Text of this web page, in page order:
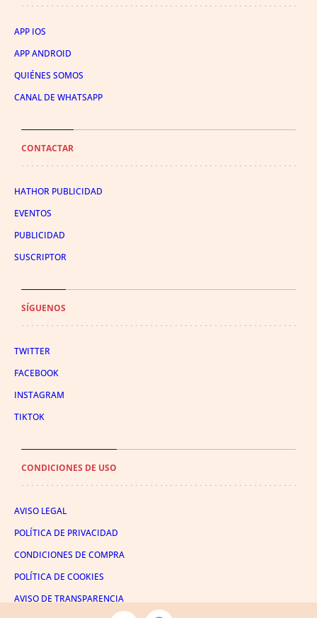
APP IOS
APP ANDROID
QUIÉNES SOMOS
CANAL DE WHATSAPP
CONTACTAR
HATHOR PUBLICIDAD
EVENTOS
PUBLICIDAD
SUSCRIPTOR
SÍGUENOS
TWITTER
FACEBOOK
INSTAGRAM
TIKTOK
CONDICIONES DE USO
AVISO LEGAL
POLÍTICA DE PRIVACIDAD
CONDICIONES DE COMPRA
POLÍTICA DE COOKIES
AVISO DE TRANSPARENCIA